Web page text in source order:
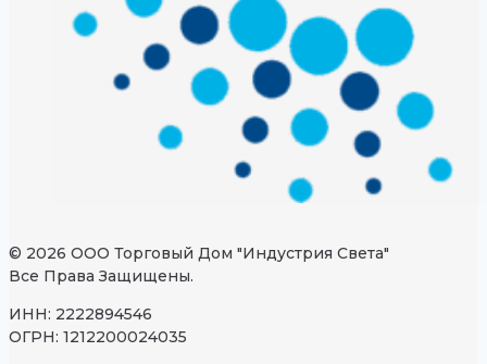
© 2026 ООО Торговый Дом "Индустрия Света"
Все Права Защищены.
ИНН: 2222894546
ОГРН: 1212200024035